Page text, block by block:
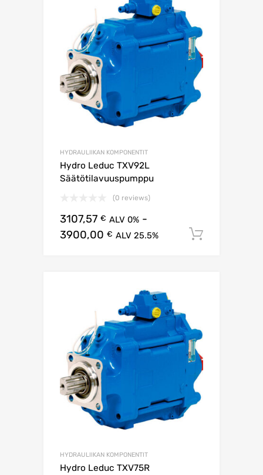
HYDRAULIIKAN KOMPONENTIT
Hydro Leduc TXV92L
Säätötilavuuspumppu
(0 reviews)
3107,57 € ALV 0% -
3900,00 € ALV 25.5%
HYDRAULIIKAN KOMPONENTIT
Hydro Leduc TXV75R